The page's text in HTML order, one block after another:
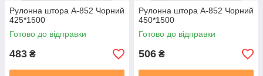
Рулонна штора А-852 Чорний
425*1500
Готово до відправки
483 ₴
Рулонна штора А-852 Чорний
450*1500
Готово до відправки
506 ₴